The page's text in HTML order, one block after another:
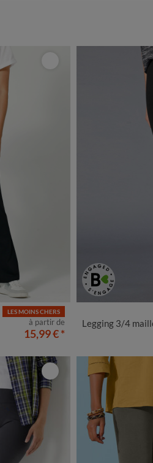
50 52 54
LES MOINS CHERS
à partir de
15,99 €*
Legging 3/4 maille